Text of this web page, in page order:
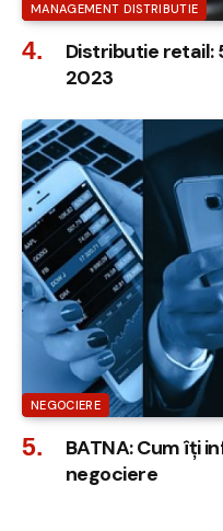
MANAGEMENT DISTRIBUTIE
Distributie retail:
2023
NEGOCIERE
BATNA: Cum îți
negociere